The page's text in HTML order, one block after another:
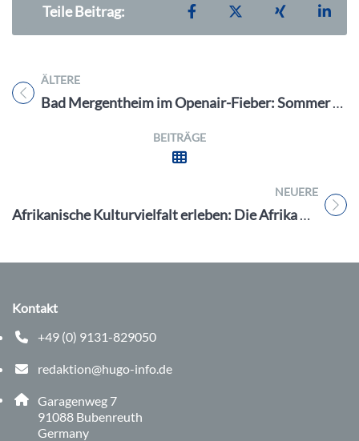
Teile Beitrag: Teilen auf Facebook
Teilen auf XTeilen auf
ÄLTERE
Titel für Beitrag
Bad Mergentheim im Openair-Fieber: Sommer 2024 voller Highlights
BEITRÄGE
NEUERE
Titel für Beitrag
Afrikanische Kulturvielfalt erleben: Die Afrika Kulturtage Forchheim vom 5. bis 7. Juli 2024
Kontakt
+49 (0) 9131-829050
Telefonnummer: 0 9 1 3 1 8 2 9 0 5 0
redaktion@hugo-info.de
E-Mail Adresse: redaktion@hugo-info.de
Adresse:
Garagenweg 7
91088 , 9 1 0 8 8
Bubenreuth
Germany